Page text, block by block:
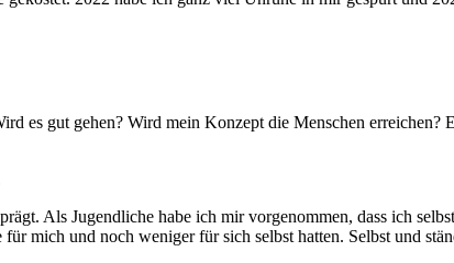
es gut gehen? Wird mein Konzept die Menschen erreichen?
Als Jugendliche habe ich mir vorgenommen, dass ich
mich und noch weniger für sich selbst hatten. Selbst und